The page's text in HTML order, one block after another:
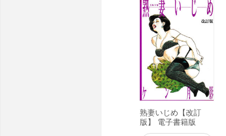
熟妻いじめ【改訂
版】 電子書籍版